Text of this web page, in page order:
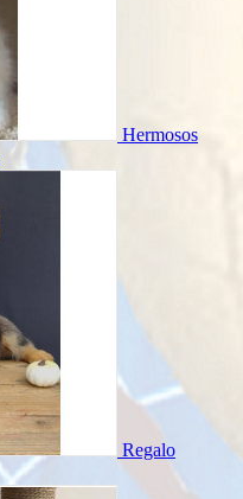
Hermosos
Regalo